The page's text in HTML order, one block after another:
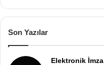
Son Yazılar
Elektronik